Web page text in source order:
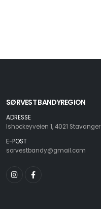
SØRVEST BANDYREGION
ADRESSE
Ishockeyveien 1, 4021 Stavanger
E-POST
sorvestbandy@gmail.com